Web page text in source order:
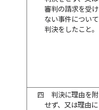
審判の請求を受け
ない事件について
判決をしたこと。
四
判決に理由を附
せず、又は理由に